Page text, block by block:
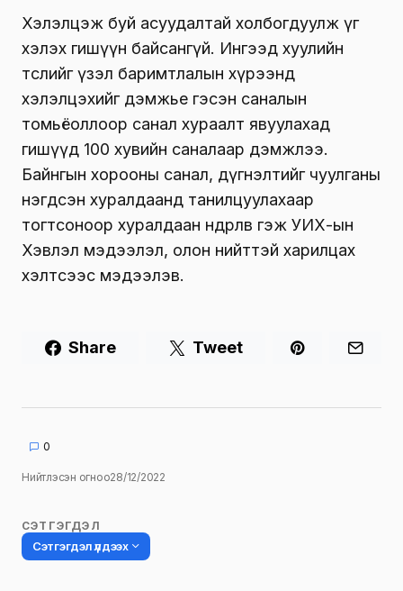
Хэлэлцэж буй асуудалтай холбогдуулж үг
хэлэх гишүүн байсангүй. Ингээд хуулийн
төслийг үзэл баримтлалын хүрээнд
хэлэлцэхийг дэмжье гэсэн саналын
томьёоллоор санал хураалт явуулахад
гишүүд 100 хувийн саналаар дэмжлээ.
Байнгын хорооны санал, дүгнэлтийг чуулганы
нэгдсэн хуралдаанд танилцуулахаар
тогтсоноор хуралдаан өндөрлөв гэж УИХ-ын
Хэвлэл мэдээлэл, олон нийттэй харилцах
хэлтсээс мэдээлэв.
Share Tweet
0
Нийтлэсэн огноо28/12/2022
СЭТГЭГДЭЛ
Сэтгэгдэл үлдээх